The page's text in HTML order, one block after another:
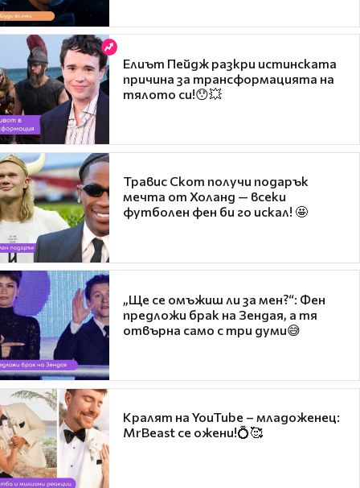
Елиът Пейдж разкри истинската
причина за трансформацията на
тялото си!😯💥
Травис Скот получи подарък
мечта от Холанд — всеки
футболен фен би го искал! 🤩
„Ще се омъжиш ли за мен?“: Фен
предложи брак на Зендая, а тя
отвърна само с три думи😅
Кралят на YouTube – младоженец:
MrBeast се ожени!💍🥰